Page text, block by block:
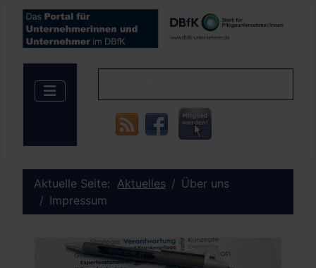
Aktuelle Seite: Aktuelles
Über uns
Impressum